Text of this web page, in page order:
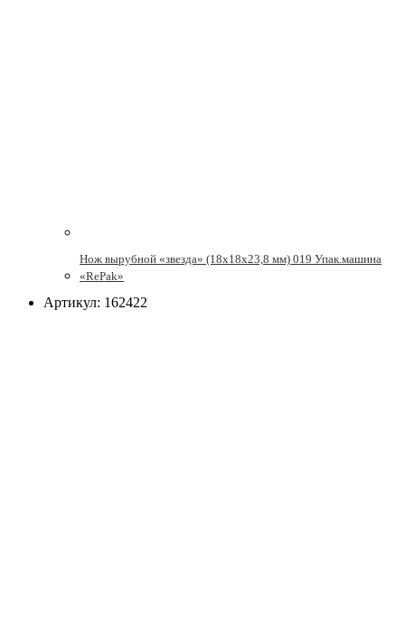
Нож вырубной «звезда» (18х18х23,8 мм) 019 Упак.машина
«RePak»
Артикул: 162422